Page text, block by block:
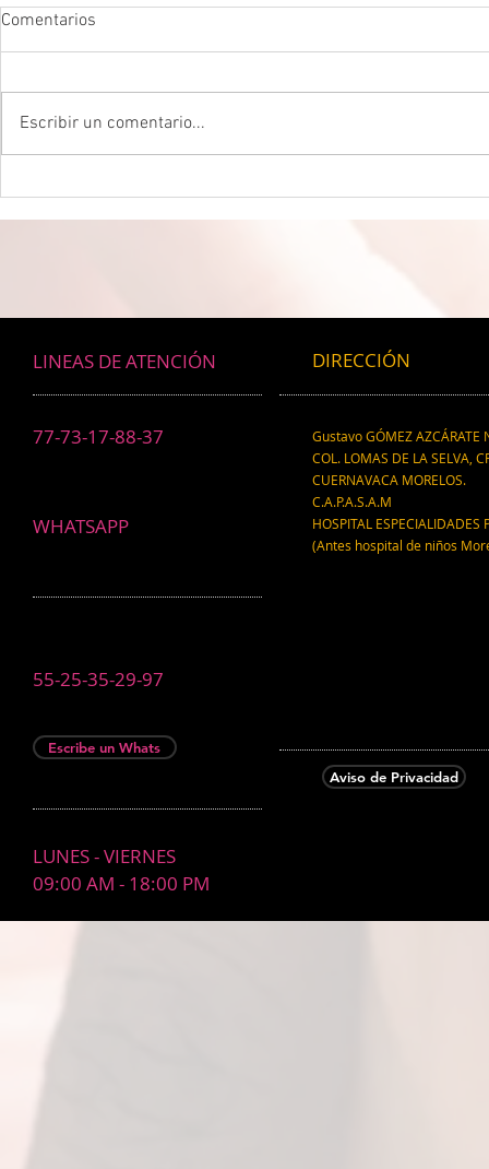
Comentarios
Escribir un comentario...
LINEAS DE ATENCIÓN
77-73-17-88-37
WHATSAPP
DIRECCIÓN
Gustavo GÓMEZ AZCÁRATE
COL. LOMAS DE LA SELVA,
CUERNAVACA MORELOS.
C.A.P.A.S.A.M
HOSPITAL ESPECIALIDADES
(Antes hospital de niños
55-25-35-29-97
Escribe un Whats
Aviso de Privacidad
LUNES - VIERNES
09:00 AM - 18:00 PM